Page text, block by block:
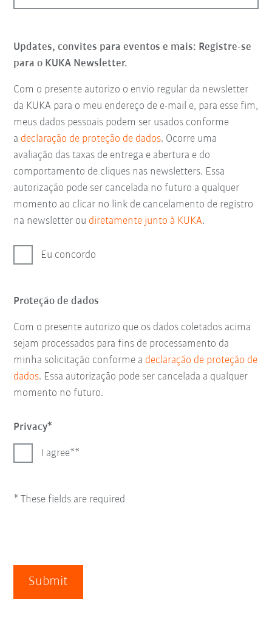
Updates, convites para eventos e mais: Registre-se
para o KUKA Newsletter.
Com o presente autorizo o envio regular da newsletter
da KUKA para o meu endereço de e-mail e, para esse fim,
meus dados pessoais podem ser usados conforme
a declaração de proteção de dados. Ocorre uma
avaliação das taxas de entrega e abertura e do
comportamento de cliques nas newsletters. Essa
autorização pode ser cancelada no futuro a qualquer
momento ao clicar no link de cancelamento de registro
na newsletter ou diretamente junto à KUKA.
Eu concordo
Proteção de dados
Com o presente autorizo que os dados coletados acima
sejam processados para fins de processamento da
minha solicitação conforme a declaração de proteção de
dados. Essa autorização pode ser cancelada a qualquer
momento no futuro.
Privacy
I agree*
* These fields are required
Submit